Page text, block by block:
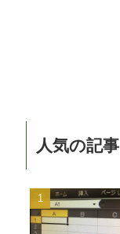
人気の記事